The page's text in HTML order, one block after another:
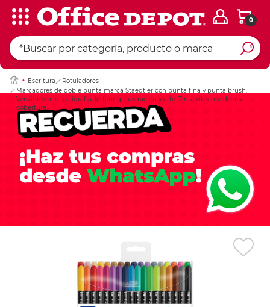
0
Escritura
Rotuladores
Marcadores de doble punta marca Staedtler con punta fina y punta brush.
Versátiles para caligrafía, lettering, ilustración y arte. Tinta vibrante de alta
cobertura.
Ingresar Codigo